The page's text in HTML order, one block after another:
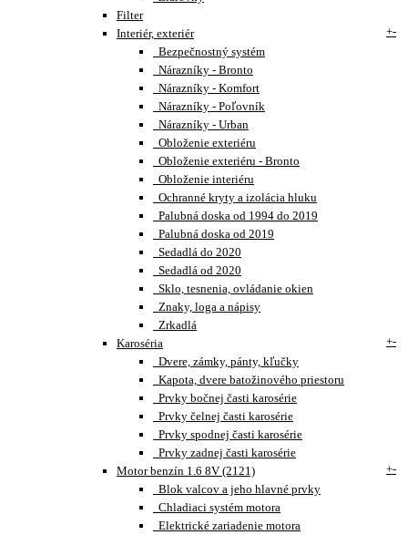
Filter
Interiér, exteriér
+-
Bezpečnostný systém
Nárazníky - Bronto
Nárazníky - Komfort
Nárazníky - Poľovník
Nárazníky - Urban
Obloženie exteriéru
Obloženie exteriéru - Bronto
Obloženie interiéru
Ochranné kryty a izolácia hluku
Palubná doska od 1994 do 2019
Palubná doska od 2019
Sedadlá do 2020
Sedadlá od 2020
Sklo, tesnenia, ovládanie okien
Znaky, loga a nápisy
Zrkadlá
Karoséria
+-
Dvere, zámky, pánty, kľučky
Kapota, dvere batožinového priestoru
Prvky bočnej časti karosérie
Prvky čelnej časti karosérie
Prvky spodnej časti karosérie
Prvky zadnej časti karosérie
Motor benzín 1.6 8V (2121)
+-
Blok valcov a jeho hlavné prvky
Chladiaci systém motora
Elektrické zariadenie motora